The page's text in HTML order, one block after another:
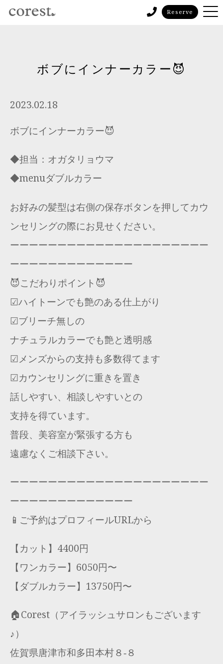
Reserve
ボブにインナーカラー😈
2023.02.18
ボブにインナーカラー😈
◆担当：オガタリョウマ
◆menuダブルカラー
お好みの髪型は右側の保存ボタンを押してカウ
ンセリングの際にお見せください。
ーーーーーーーーーーーーーーーーーーーーー
ーーーーーーーーーーーーー
😈こだわりポイント😈
☑︎ハイトーンでも艶のある仕上がり
☑︎ブリーチ無しの
ナチュラルカラーでも艶と透明感
☑︎メンズからの支持も多数得てます
☑カウンセリングに重きを置き
話しやすい、相談しやすいとの
支持を得ています。
普段、美容室が緊張する方も
遠慮なくご相談下さい。
ーーーーーーーーーーーーーーーーーーーーー
ーーーーーーーーーーーーー
📱ご予約はプロフィールURLから
【カット】4400円
【ワンカラー】6050円〜
【ダブルカラー】13750円〜
🏠Corest（アイラッシュサロンもございます
♪）
佐賀県唐津市和多田本村８‐８